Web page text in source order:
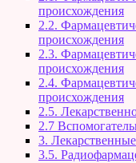
происхождения
2.2.
происхождения
2.3.
происхождения
2.4.
происхождения
2.5.
2.7
3.
3.5.